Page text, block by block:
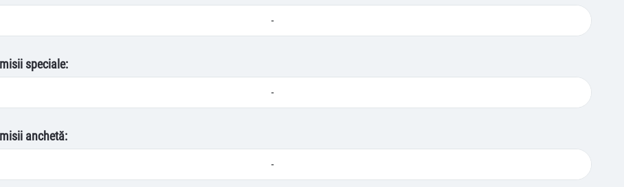
-
speciale:
-
anchetă:
-